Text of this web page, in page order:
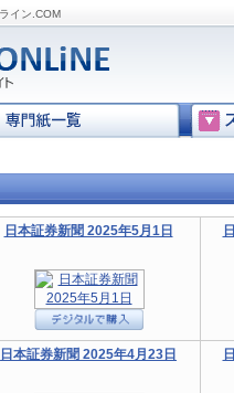
イン.COM
日本証券新聞 2025年5月1日
日本証券新聞 2025年4月23日